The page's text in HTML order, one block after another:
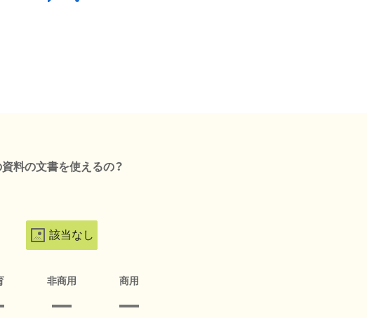
料の文書を使えるの？
該当なし
非商用 商用